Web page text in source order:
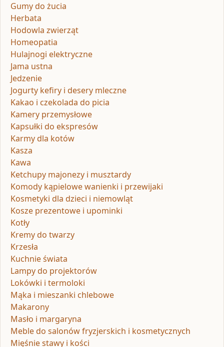
Gumy do żucia
Herbata
Hodowla zwierząt
Homeopatia
Hulajnogi elektryczne
Jama ustna
Jedzenie
Jogurty kefiry i desery mleczne
Kakao i czekolada do picia
Kamery przemysłowe
Kapsułki do ekspresów
Karmy dla kotów
Kasza
Kawa
Ketchupy majonezy i musztardy
Komody kąpielowe wanienki i przewijaki
Kosmetyki dla dzieci i niemowląt
Kosze prezentowe i upominki
Kotły
Kremy do twarzy
Krzesła
Kuchnie świata
Lampy do projektorów
Lokówki i termoloki
Mąka i mieszanki chlebowe
Makarony
Masło i margaryna
Meble do salonów fryzjerskich i kosmetycznych
Mięśnie stawy i kości